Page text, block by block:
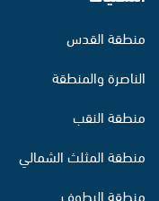
منطقة القدس
الناصرة والمنطقة
منطقة النقب
منطقة المثلث الشمالي
منطقة البطوف